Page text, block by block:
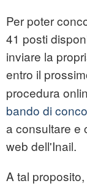
Per poter
41 posti
inviare la
entro il
procedura
bando di
a consultare e
web dell'Inail.
A tal